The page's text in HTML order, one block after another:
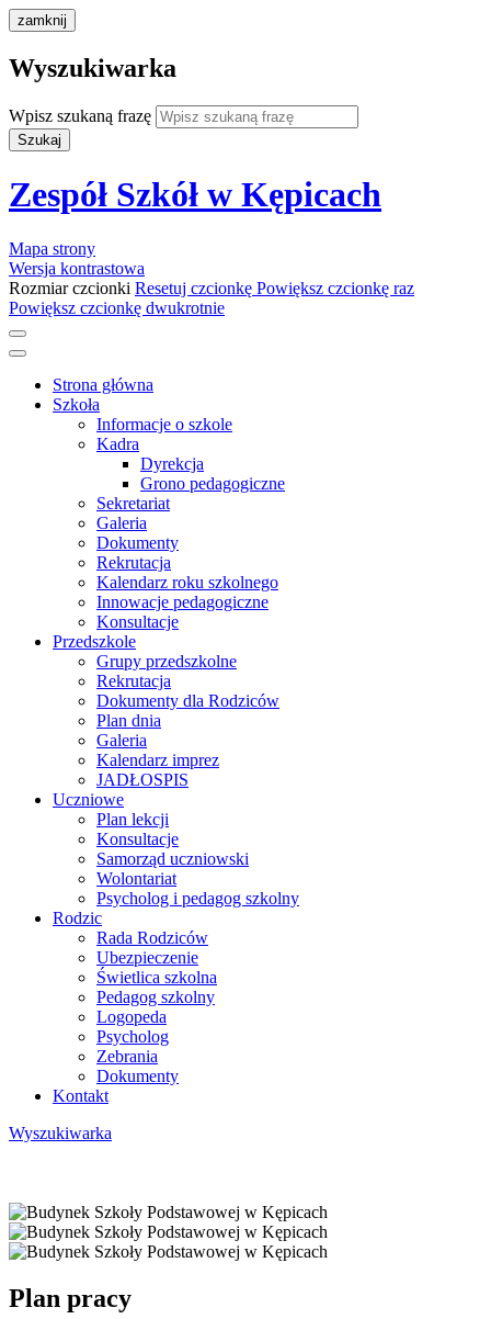
zamknij
Wyszukiwarka
Wpisz szukaną frazę
Szukaj
Zespół Szkół w Kępicach
Mapa strony
Wersja kontrastowa
Rozmiar czcionki Resetuj czcionkę Powiększ czcionkę raz
Powiększ czcionkę dwukrotnie
Strona główna
Szkoła
Informacje o szkole
Kadra
Dyrekcja
Grono pedagogiczne
Sekretariat
Galeria
Dokumenty
Rekrutacja
Kalendarz roku szkolnego
Innowacje pedagogiczne
Konsultacje
Przedszkole
Grupy przedszkolne
Rekrutacja
Dokumenty dla Rodziców
Plan dnia
Galeria
Kalendarz imprez
JADŁOSPIS
Uczniowe
Plan lekcji
Konsultacje
Samorząd uczniowski
Wolontariat
Psycholog i pedagog szkolny
Rodzic
Rada Rodziców
Ubezpieczenie
Świetlica szkolna
Pedagog szkolny
Logopeda
Psycholog
Zebrania
Dokumenty
Kontakt
Wyszukiwarka
Plan pracy